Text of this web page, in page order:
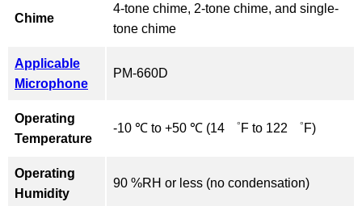
Chime
4-tone chime, 2-tone chime, and single-
tone chime
Applicable
Microphone
PM-660D
Operating
Temperature
-10 ℃ to +50 ℃ (14 ゜F to 122 ゜F)
Operating
Humidity
90 %RH or less (no condensation)